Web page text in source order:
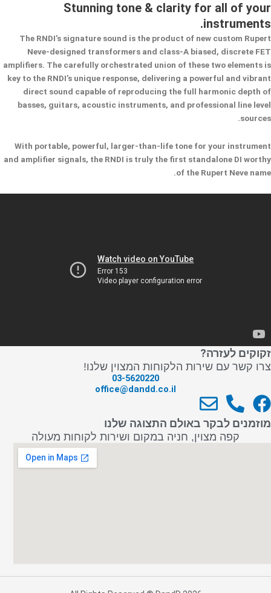
Stunning tone & clarity for all of your
instruments.
The RNDI’s signature sound is the product of new custom Rupert
Neve-designed transformers and class-A biased, discrete FET
amplifiers. The carefully orchestrated union of these two elements is
key to the RNDI’s unique response, delivering a powerful and vibrant
direct sound capable of reproducing the full harmonic depth of
basses, guitars, acoustic instruments, and professional line level
sources.
With portable, powerful, larger-than-life tone for your instrument
and amplifier signals, the RNDI is truly the first standalone DI worthy
of the Rupert Neve name.
זקוקים לעזרה?
צרו קשר עם שירות הלקוחות המצוין שלנו!
03-5620220
office@dandd.co.il
F
a
P
h
o
E
n
v
מוזמנים לבקר באולם התצוגה שלנו
קפה מצוין, חניה במקום ושירות לקוחות מעולה